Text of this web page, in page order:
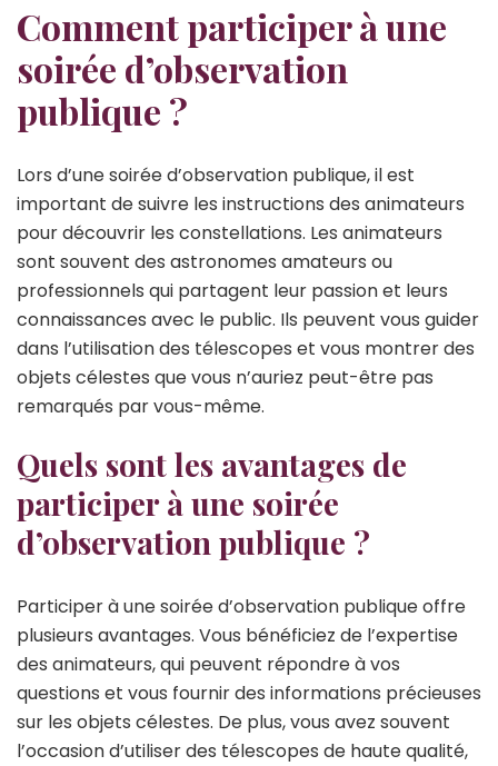
Comment participer à une
soirée d’observation
publique ?
Lors d’une soirée d’observation publique, il est
important de suivre les instructions des animateurs
pour découvrir les constellations. Les animateurs
sont souvent des astronomes amateurs ou
professionnels qui partagent leur passion et leurs
connaissances avec le public. Ils peuvent vous guider
dans l’utilisation des télescopes et vous montrer des
objets célestes que vous n’auriez peut-être pas
remarqués par vous-même.
Quels sont les avantages de
participer à une soirée
d’observation publique ?
Participer à une soirée d’observation publique offre
plusieurs avantages. Vous bénéficiez de l’expertise
des animateurs, qui peuvent répondre à vos
questions et vous fournir des informations précieuses
sur les objets célestes. De plus, vous avez souvent
l’occasion d’utiliser des télescopes de haute qualité,